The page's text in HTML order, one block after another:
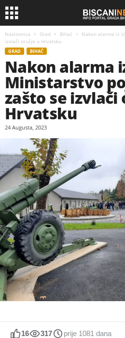
Naslovnica Grad Bihać
Nakon alarma iz
izvlači oružje u Hrvatsku
GRAD BIHAĆ
Nakon alarma
Ministarstvo
zašto se izvlači
Hrvatsku
24 Augusta, 2023
16 317 prije 1081 dana